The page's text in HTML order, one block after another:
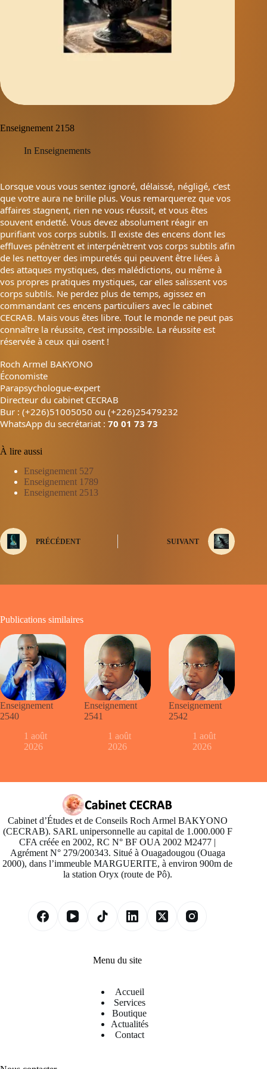
Enseignement 2158
In Enseignements
Lorsque vous vous sentez ignoré, délaissé, négligé, c’est
que votre aura ne brille plus. Vous remarquerez que vos
affaires stagnent, rien ne vous réussit, et vous êtes
souvent endetté. Vous devez absolument réagir en
purifiant vos corps subtils. Il existe des encens dont les
effluves pénètrent et interpénètrent vos corps subtils afin
de les nettoyer des impuretés qui peuvent être liées à
des attaques mystiques, des malédictions, ou même à
vos propres pratiques mystiques, car elles salissent vos
corps subtils. Ne perdez plus de temps, agissez en
commandant ces encens particuliers avec le cabinet
CECRAB. Mais vous êtes libre. Tout le monde ne peut pas
connaître la réussite, c’est impossible. La réussite est
réservée à ceux qui osent !
Roch Armel BAKYONO
Économiste
Parapsychologue-expert
Directeur du cabinet CECRAB
Bur : (+226)51005050 ou (+226)25479232
WhatsApp du secrétariat : 70 01 73 73
À lire aussi
Enseignement 527
Enseignement 1789
Enseignement 2513
PRÉCÉDENT SUIVANT
Publications similaires
Enseignement
2540
1 août
2026
Enseignement
2541
1 août
2026
Enseignement
2542
1 août
2026
Cabinet d’Études et de Conseils Roch Armel BAKYONO
(CECRAB). SARL unipersonnelle au capital de 1.000.000 F
CFA créée en 2002, RC N° BF OUA 2002 M2477 |
Agrément N° 279/200343. Situé à Ouagadougou (Ouaga
2000), dans l’immeuble MARGUERITE, à environ 900m de
la station Oryx (route de Pô).
Menu du site
Accueil
Services
Boutique
Actualités
Contact